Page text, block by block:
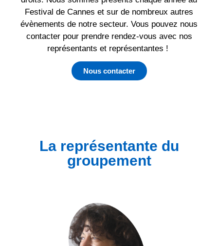
Festival de Cannes et sur de nombreux autres
évènements de notre secteur. Vous pouvez nous
contacter pour prendre rendez-vous avec nos
représentants et représentantes !
Nous contacter
La représentante du
groupement